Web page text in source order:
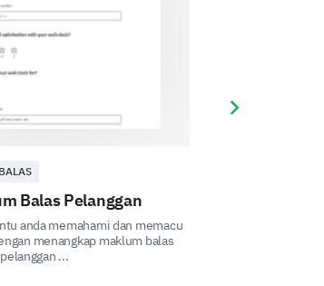
anda hadapi
Balas Pelanggan
anda memahami dan memacu
menangkap maklum balas
...
Next slide